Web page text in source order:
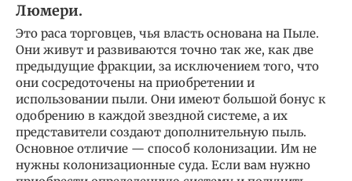
Люмери.
Это раса торговцев, чья власть основана на Пыле.
Они живут и развиваются точно так же, как две
предыдущие фракции, за исключением того, что
они сосредоточены на приобретении и
использовании пыли. Они имеют большой бонус к
одобрению в каждой звездной системе, а их
представители создают дополнительную пыль.
Основное отличие — способ колонизации. Им не
нужны колонизационные суда. Если вам нужно